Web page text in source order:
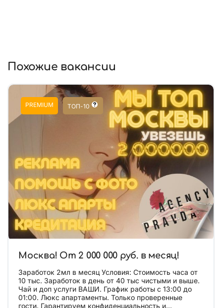
Похожие вакансии
PREMIUM ТОП-10
Москва! От 2 000 000 руб. в месяц!
Заработок 2мл в месяц Условия: Стоимость часа от
10 тыс. Заработок в день от 40 тыс чистыми и выше.
Чай и доп услуги ВАШИ. График работы с 13:00 до
01:00. Люкс апартаменты. Только проверенные
гости. Гарантируем конфиденциальность и